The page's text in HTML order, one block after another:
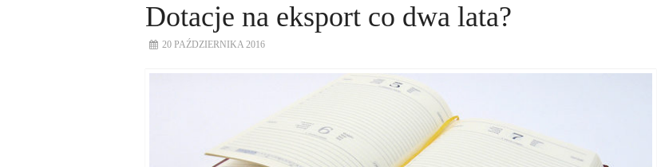
Dotacje na eksport co dwa lata?
20 PAŹDZIERNIKA 2016